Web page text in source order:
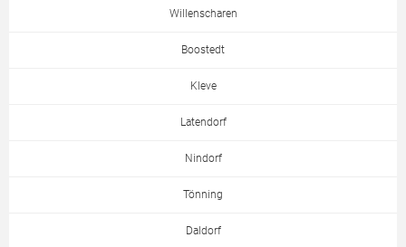
Willenscharen
Boostedt
Kleve
Latendorf
Nindorf
Tönning
Daldorf